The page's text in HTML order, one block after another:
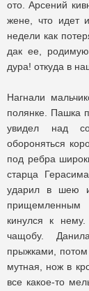
ото. Арсений
жене, что идет
недели как
дак ее,
дура! откуда в
Нагнали
полянке. Пашка
увидел над
обороняться
под ребра
старца
ударил в шею
прищемленным
кинулся к
чащобу.
прыжками,
мутная, нож в
все какое-то